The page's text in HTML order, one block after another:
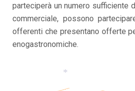
parteciperà un numero sufficiente
commerciale, possono
offerenti che presentano offerte
enogastronomiche.